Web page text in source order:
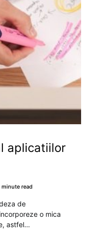
aplicatiilor
minute read
de
o mica
astfel…